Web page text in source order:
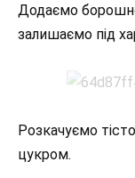
Додаємо
залишаємо під
Розкачуємо
цукром.